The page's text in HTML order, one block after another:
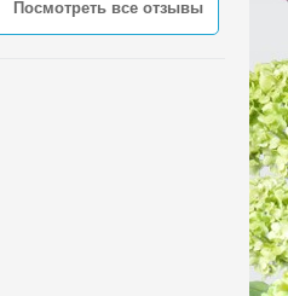
Посмотреть все отзывы